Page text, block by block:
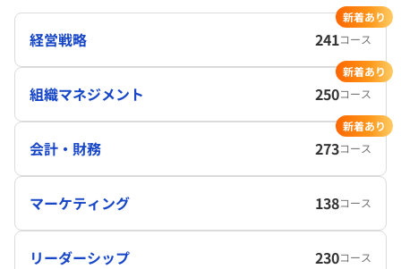
経営戦略 241コース
新着あり
組織マネジメント 250コース
新着あり
会計・財務 273コース
新着あり
マーケティング 138コース
リーダーシップ 230コース